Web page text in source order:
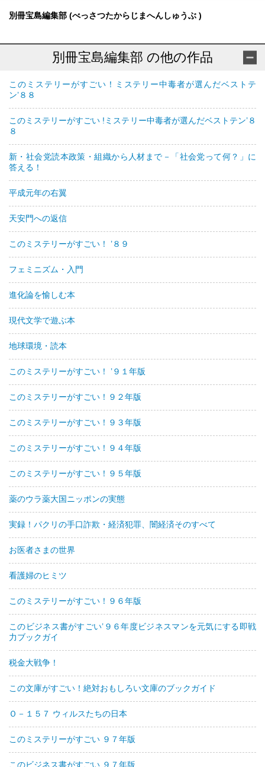
別冊宝島編集部 (べっさつたからじまへんしゅうぶ )
別冊宝島編集部 の他の作品
このミステリーがすごい！ミステリー中毒者が選んだベストテ
ン’８８
このミステリーがすごい !ミステリー中毒者が選んだベストテン’８
８
新・社会党読本政策・組織から人材まで－「社会党って何？」に
答える！
平成元年の右翼
天安門への返信
このミステリーがすごい！ ’８９
フェミニズム・入門
進化論を愉しむ本
現代文学で遊ぶ本
地球環境・読本
このミステリーがすごい！ ’９１年版
このミステリーがすごい！９２年版
このミステリーがすごい！９３年版
このミステリーがすごい！９４年版
このミステリーがすごい！９５年版
薬のウラ薬大国ニッポンの実態
実録！パクリの手口詐欺・経済犯罪、闇経済そのすべて
お医者さまの世界
看護婦のヒミツ
このミステリーがすごい！９６年版
このビジネス書がすごい’９６年度ビジネスマンを元気にする即戦
力ブックガイ
税金大戦争！
この文庫がすごい！絶対おもしろい文庫のブックガイド
Ｏ－１５７ ウィルスたちの日本
このミステリーがすごい ９７年版
このビジネス書がすごい ９７年版